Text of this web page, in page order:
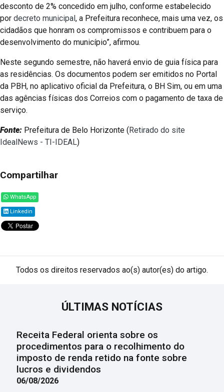
desconto de 2% concedido em julho, conforme estabelecido
por decreto municipal, a Prefeitura reconhece, mais uma vez, os
cidadãos que honram os compromissos e contribuem para o
desenvolvimento do município”, afirmou.
Neste segundo semestre, não haverá envio de guia física para
as residências. Os documentos podem ser emitidos no Portal
da PBH, no aplicativo oficial da Prefeitura, o BH Sim, ou em uma
das agências físicas dos Correios com o pagamento de taxa de
serviço.
Fonte: Prefeitura de Belo Horizonte (Retirado do site
IdealNews - TI-IDEAL)
Compartilhar
WhatsApp
Linkedin
Todos os direitos reservados ao(s) autor(es) do artigo.
ÚLTIMAS NOTÍCIAS
Receita Federal orienta sobre os
procedimentos para o recolhimento do
imposto de renda retido na fonte sobre
lucros e dividendos
06/08/2026